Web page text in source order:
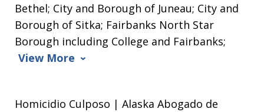
Bethel; City and Borough of Juneau; City and
Borough of Sitka; Fairbanks North Star
Borough including College and Fairbanks;
View More
Homicidio Culposo | Alaska Abogado de